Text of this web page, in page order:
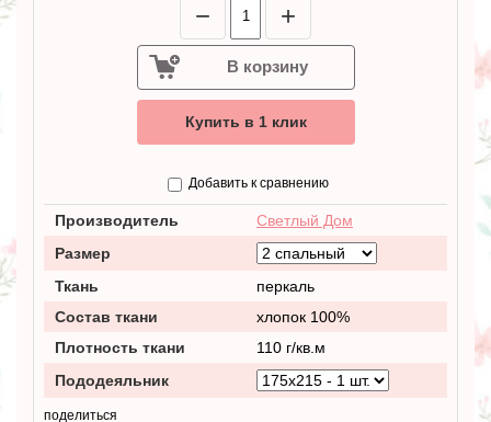
− +
В корзину
Купить в 1 клик
Добавить к сравнению
Производитель
Светлый Дом
Размер
Ткань
перкаль
Состав ткани
хлопок 100%
Плотность ткани
110 г/кв.м
Пододеяльник
поделиться